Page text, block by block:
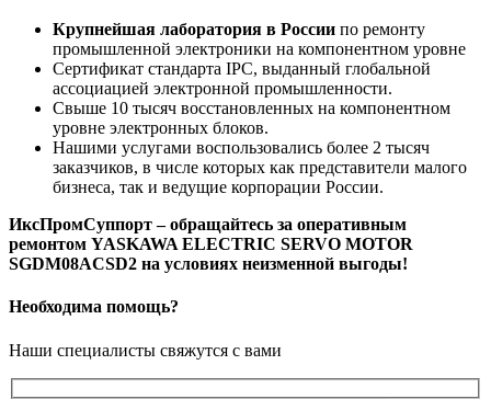
Крупнейшая лаборатория в России по ремонту
промышленной электроники на компонентном уровне
Сертификат стандарта IPC, выданный глобальной
ассоциацией электронной промышленности.
Свыше 10 тысяч восстановленных на компонентном
уровне электронных блоков.
Нашими услугами воспользовались более 2 тысяч
заказчиков, в числе которых как представители малого
бизнеса, так и ведущие корпорации России.
ИксПромСуппорт – обращайтесь за оперативным
ремонтом YASKAWA ELECTRIC SERVO MOTOR
SGDM08ACSD2 на условиях неизменной выгоды!
Необходима помощь?
Наши специалисты свяжутся с вами